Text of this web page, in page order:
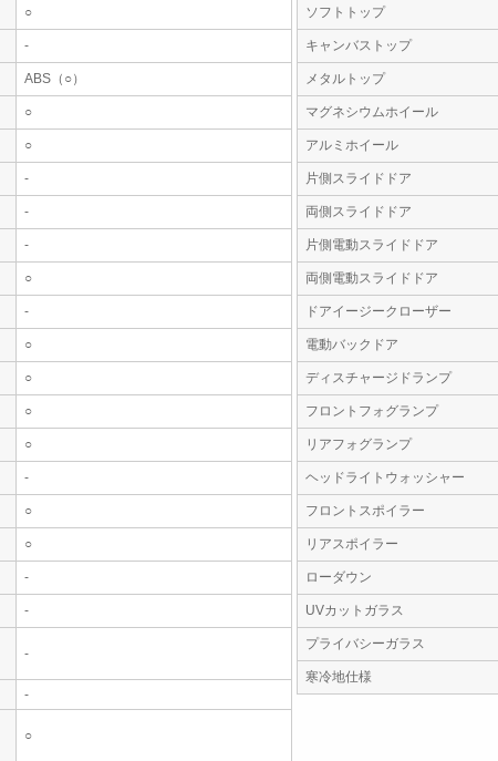
○
-
ABS（○）
○
○
-
-
-
○
-
○
○
○
○
-
○
○
-
-
-
-
○
ソフトトップ
キャンバストップ
メタルトップ
マグネシウムホイール
アルミホイール
片側スライドドア
両側スライドドア
片側電動スライドドア
両側電動スライドドア
ドアイージークローザー
電動バックドア
ディスチャージドランプ
フロントフォグランプ
リアフォグランプ
ヘッドライトウォッシャー
フロントスポイラー
リアスポイラー
ローダウン
UVカットガラス
プライバシーガラス
寒冷地仕様